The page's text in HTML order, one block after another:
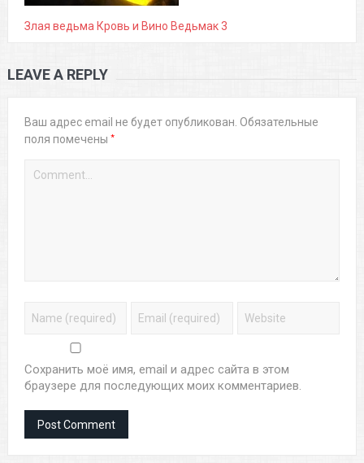
Злая ведьма Кровь и Вино Ведьмак 3
LEAVE A REPLY
Ваш адрес email не будет опубликован. Обязательные
поля помечены *
Сохранить моё имя, email и адрес сайта в этом
браузере для последующих моих комментариев.